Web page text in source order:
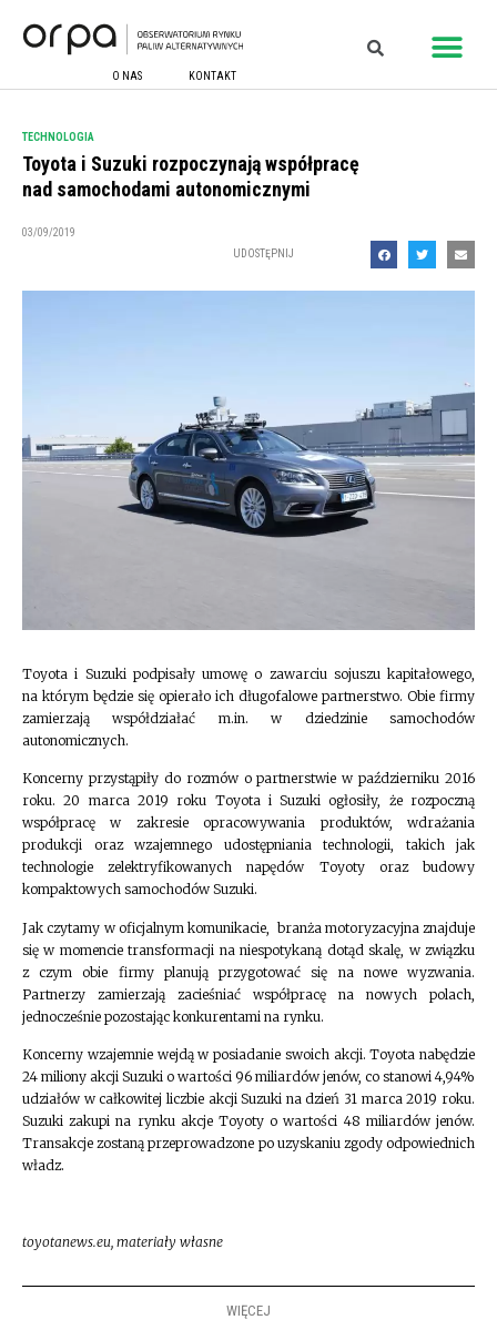
O NAS KONTAKT
TECHNOLOGIA
Toyota i Suzuki rozpoczynają współpracę
nad samochodami autonomicznymi
03/09/2019
UDOSTĘPNIJ
Toyota i Suzuki podpisały umowę o zawarciu sojuszu kapitałowego,
na którym będzie się opierało ich długofalowe partnerstwo. Obie firmy
zamierzają współdziałać m.in. w dziedzinie samochodów
autonomicznych.
Koncerny przystąpiły do rozmów o partnerstwie w październiku 2016
roku. 20 marca 2019 roku Toyota i Suzuki ogłosiły, że rozpoczną
współpracę w zakresie opracowywania produktów, wdrażania
produkcji oraz wzajemnego udostępniania technologii, takich jak
technologie zelektryfikowanych napędów Toyoty oraz budowy
kompaktowych samochodów Suzuki.
Jak czytamy w oficjalnym komunikacie, branża motoryzacyjna znajduje
się w momencie transformacji na niespotykaną dotąd skalę, w związku
z czym obie firmy planują przygotować się na nowe wyzwania.
Partnerzy zamierzają zacieśniać współpracę na nowych polach,
jednocześnie pozostając konkurentami na rynku.
Koncerny wzajemnie wejdą w posiadanie swoich akcji. Toyota nabędzie
24 miliony akcji Suzuki o wartości 96 miliardów jenów, co stanowi 4,94%
udziałów w całkowitej liczbie akcji Suzuki na dzień 31 marca 2019 roku.
Suzuki zakupi na rynku akcje Toyoty o wartości 48 miliardów jenów.
Transakcje zostaną przeprowadzone po uzyskaniu zgody odpowiednich
władz.
toyotanews.eu, materiały własne
WIĘCEJ